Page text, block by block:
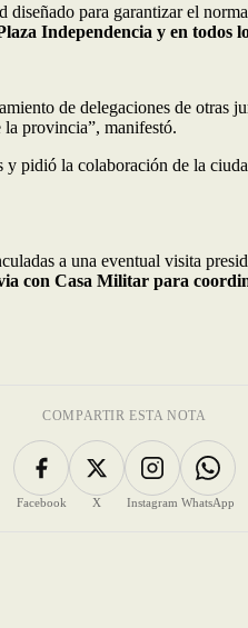
para garantizar el
Independencia y en todos
de delegaciones de otras
provincia”, manifestó.
y pidió la colaboración de la
a una eventual visita
con Casa Militar para
COMPARTIR ESTA NOTA
Facebook X Instagram WhatsApp